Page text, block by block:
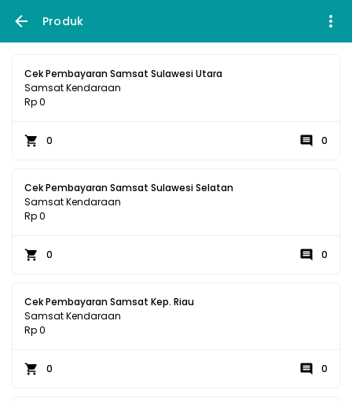
Produk
Cek Pembayaran Samsat Sulawesi Utara
Samsat Kendaraan
Rp 0
0 0
Cek Pembayaran Samsat Sulawesi Selatan
Samsat Kendaraan
Rp 0
0 0
Cek Pembayaran Samsat Kep. Riau
Samsat Kendaraan
Rp 0
0 0